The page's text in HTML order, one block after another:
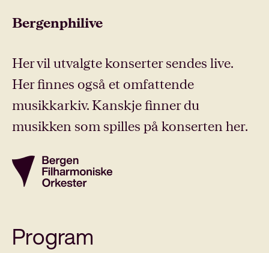
Bergenphilive
Her vil utvalgte konserter sendes live.
Her finnes også et omfattende
musikkarkiv. Kanskje finner du
musikken som spilles på konserten her.
Program